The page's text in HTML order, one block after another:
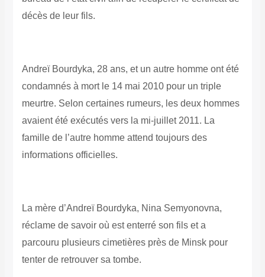
décès de leur fils.
Andreï Bourdyka, 28 ans, et un autre homme ont été
condamnés à mort le 14 mai 2010 pour un triple
meurtre. Selon certaines rumeurs, les deux hommes
avaient été exécutés vers la mi-juillet 2011. La
famille de l’autre homme attend toujours des
informations officielles.
La mère d’Andreï Bourdyka, Nina Semyonovna,
réclame de savoir où est enterré son fils et a
parcouru plusieurs cimetières près de Minsk pour
tenter de retrouver sa tombe.